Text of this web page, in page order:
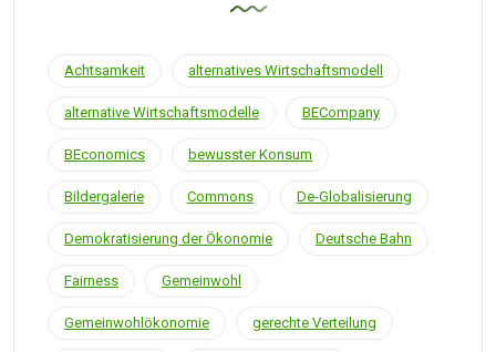
Achtsamkeit alternatives Wirtschaftsmodell
alternative Wirtschaftsmodelle BECompany
BEconomics bewusster Konsum
Bildergalerie Commons De-Globalisierung
Demokratisierung der Ökonomie Deutsche Bahn
Fairness Gemeinwohl
Gemeinwohlökonomie gerechte Verteilung